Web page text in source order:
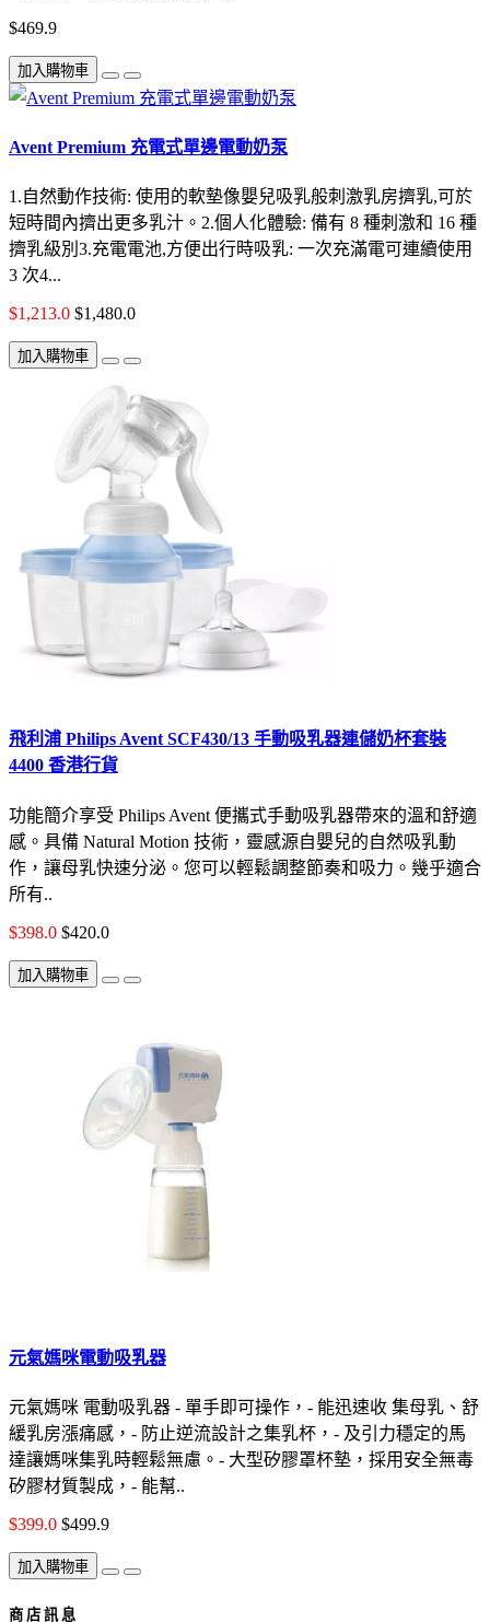
$469.9
加入購物車
Avent Premium 充電式單邊電動奶泵
1.自然動作技術: 使用的軟墊像嬰兒吸乳般刺激乳房擠乳,可於
短時間內擠出更多乳汁。2.個人化體驗: 備有 8 種刺激和 16 種
擠乳級別3.充電電池,方便出行時吸乳: 一次充滿電可連續使用
3 次4...
$1,213.0 $1,480.0
加入購物車
飛利浦 Philips Avent SCF430/13 手動吸乳器連儲奶杯套裝
4400 香港行貨
功能簡介享受 Philips Avent 便攜式手動吸乳器帶來的溫和舒適
感。具備 Natural Motion 技術，靈感源自嬰兒的自然吸乳動
作，讓母乳快速分泌。您可以輕鬆調整節奏和吸力。幾乎適合
所有..
$398.0 $420.0
加入購物車
元氣媽咪電動吸乳器
元氣媽咪 電動吸乳器 - 單手即可操作，- 能迅速收 集母乳、舒
緩乳房漲痛感，- 防止逆流設計之集乳杯，- 及引力穩定的馬
達讓媽咪集乳時輕鬆無慮。- 大型矽膠罩杯墊，採用安全無毒
矽膠材質製成，- 能幫..
$399.0 $499.9
加入購物車
商 店 訊 息